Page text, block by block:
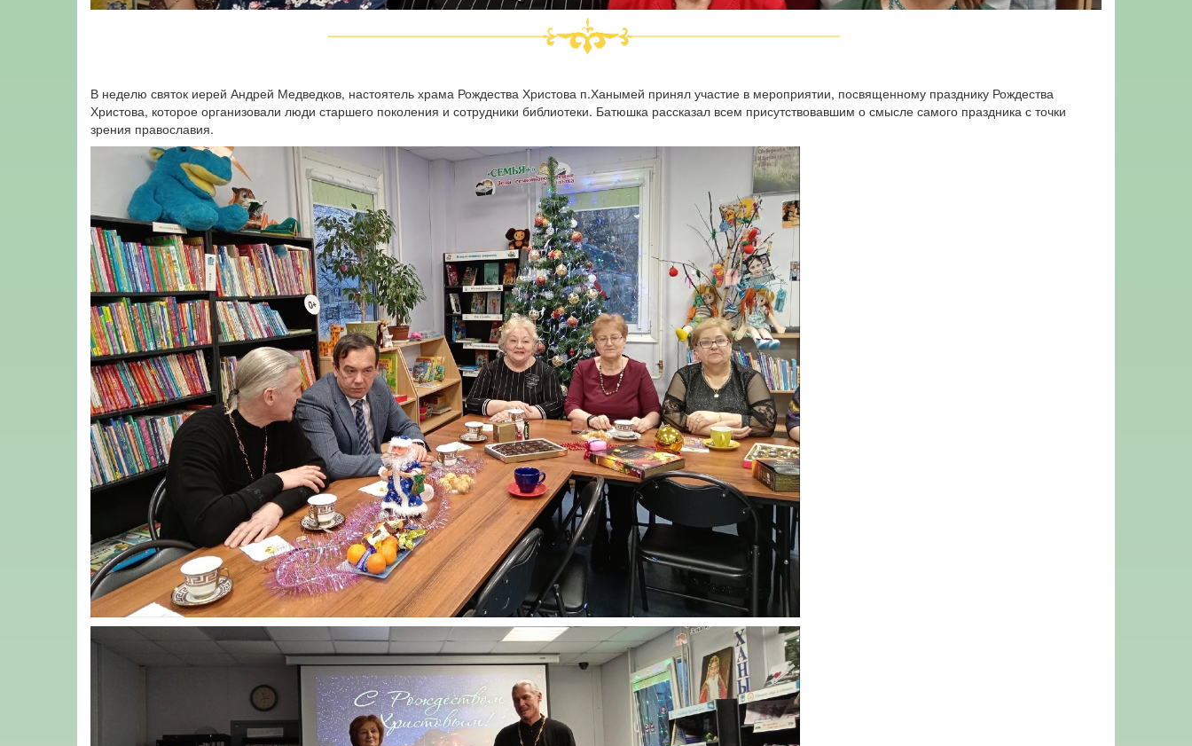
В неделю святок иерей Андрей Медведков, настоятель храма Рождества Христова п.Ханымей принял участие в мероприятии, посвященному празднику Рождества
Христова, которое организовали люди старшего поколения и сотрудники библиотеки. Батюшка рассказал всем присутствовавшим о смысле самого праздника с точки
зрения православия.